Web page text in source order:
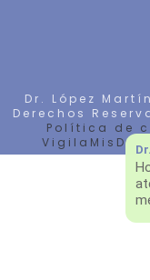
Dr. López
Derechos
Política de